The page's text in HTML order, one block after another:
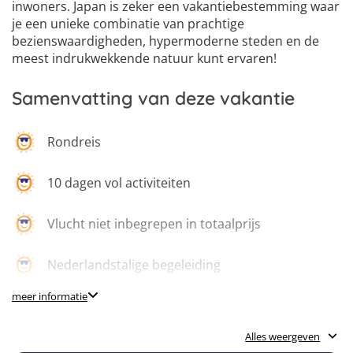
inwoners. Japan is zeker een vakantiebestemming waar
je een unieke combinatie van prachtige
bezienswaardigheden, hypermoderne steden en de
meest indrukwekkende natuur kunt ervaren!
Samenvatting van deze vakantie
Rondreis
10 dagen vol activiteiten
Vlucht niet inbegrepen in totaalprijs
Nederlandstalige begeleiding
Een planning vol activiteiten
meer informatie
Alles weergeven